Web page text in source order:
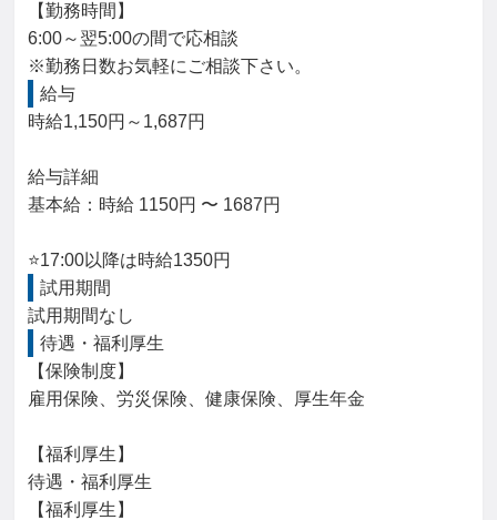
【勤務時間】
6:00～翌5:00の間で応相談
※勤務日数お気軽にご相談下さい。
給与
時給1,150円～1,687円
給与詳細
基本給：時給 1150円 〜 1687円
⭐17:00以降は時給1350円
試用期間
試用期間なし
待遇・福利厚生
【保険制度】
雇用保険、労災保険、健康保険、厚生年金
【福利厚生】
待遇・福利厚生
【福利厚生】